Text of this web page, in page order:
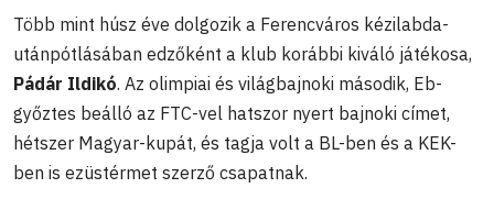
Több mint húsz éve dolgozik a Ferencváros kézilabda-
utánpótlásában edzőként a klub korábbi kiváló játékosa,
Pádár Ildikó. Az olimpiai és világbajnoki második, Eb-
győztes beálló az FTC-vel hatszor nyert bajnoki címet,
hétszer Magyar-kupát, és tagja volt a BL-ben és a KEK-
ben is ezüstérmet szerző csapatnak.